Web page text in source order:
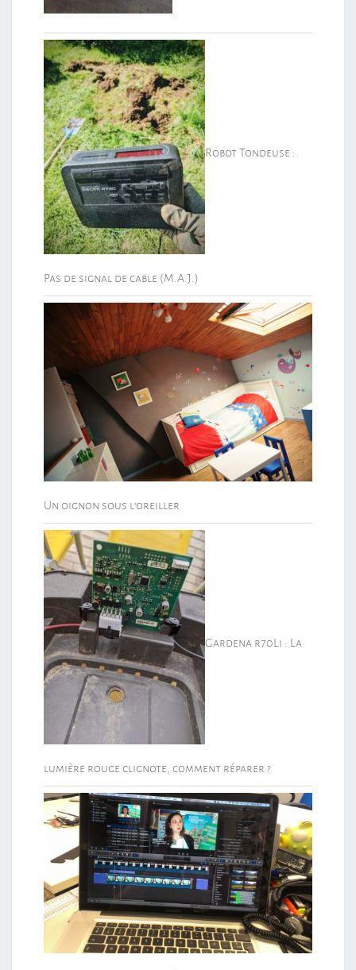
Robot Tondeuse :
Pas de signal de cable (M.A.J.)
Un oignon sous l’oreiller
Gardena r70Li : La
lumière rouge clignote, comment réparer ?